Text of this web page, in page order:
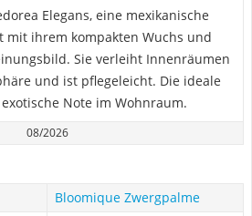
Elegans, eine mexikanische
mit ihrem kompakten Wuchs und
Sie verleiht Innenräumen
und ist pflegeleicht. Die ideale
Note im Wohnraum.
08/2026
Bloomique Zwergpalme